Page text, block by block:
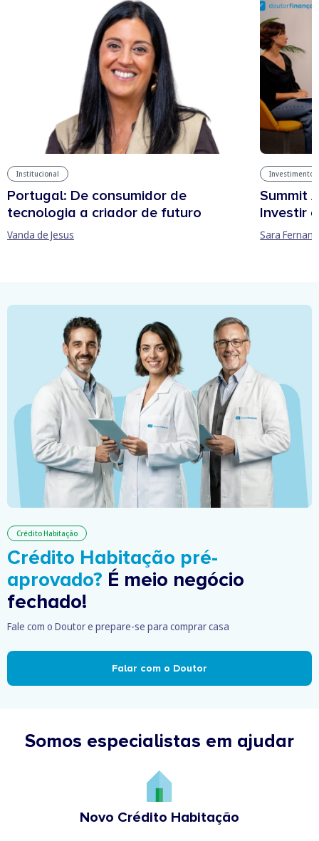
Institucional
Portugal: De consumidor de
tecnologia a criador de futuro
Vanda de Jesus
Investimentos
Summit
Investir
Sara
Crédito Habitação
Crédito Habitação pré-
aprovado? É meio negócio
fechado!
Fale com o Doutor e prepare-se para comprar casa
Falar com o Doutor
Somos especialistas em ajudar
Novo Crédito Habitação